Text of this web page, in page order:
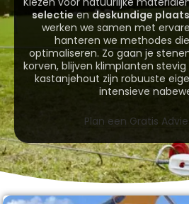
selectieen deskundige
werken we samen met
hanteren we methodes
optimaliseren. Zo gaan je
korven, blijven klimplanten
kastanjehout zijn robuuste
intensieve
Plan een Gratis